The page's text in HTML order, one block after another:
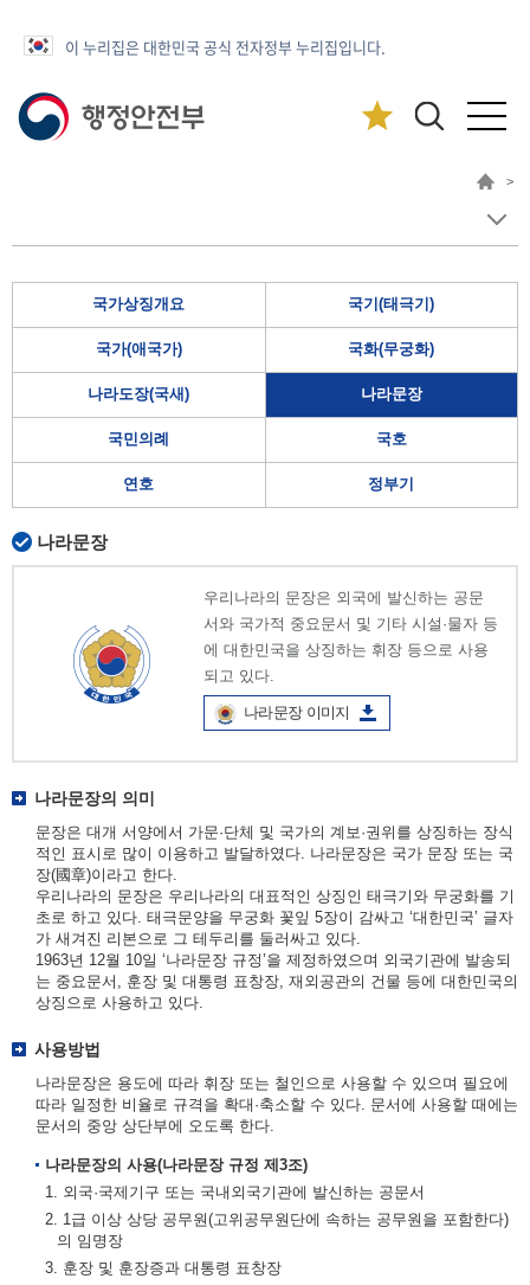
이 누리집은 대한민국 공식 전자정부 누리집입니다.
>
국가상징개요 국기(태극기)
국가(애국가) 국화(무궁화)
나라도장(국새) 나라문장
국민의례 국호
연호 정부기
나라문장
우리나라의 문장은 외국에 발신하는 공문
서와 국가적 중요문서 및 기타 시설·물자 등
에 대한민국을 상징하는 휘장 등으로 사용
되고 있다.
나라문장 이미지
나라문장의 의미
문장은 대개 서양에서 가문·단체 및 국가의 계보·권위를 상징하는 장식
적인 표시로 많이 이용하고 발달하였다. 나라문장은 국가 문장 또는 국
장(國章)이라고 한다.
우리나라의 문장은 우리나라의 대표적인 상징인 태극기와 무궁화를 기
초로 하고 있다. 태극문양을 무궁화 꽃잎 5장이 감싸고 ‘대한민국’ 글자
가 새겨진 리본으로 그 테두리를 둘러싸고 있다.
1963년 12월 10일 ‘나라문장 규정’을 제정하였으며 외국기관에 발송되
는 중요문서, 훈장 및 대통령 표창장, 재외공관의 건물 등에 대한민국의
상징으로 사용하고 있다.
사용방법
나라문장은 용도에 따라 휘장 또는 철인으로 사용할 수 있으며 필요에
따라 일정한 비율로 규격을 확대·축소할 수 있다. 문서에 사용할 때에는
문서의 중앙 상단부에 오도록 한다.
나라문장의 사용(나라문장 규정 제3조)
1. 외국·국제기구 또는 국내외국기관에 발신하는 공문서
2. 1급 이상 상당 공무원(고위공무원단에 속하는 공무원을 포함한다)
의 임명장
3. 훈장 및 훈장증과 대통령 표창장